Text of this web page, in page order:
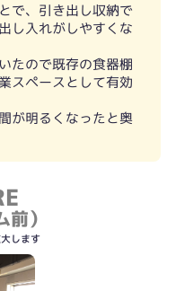
で、引き出し収納で
し入れがしやすくな
たので既存の食器棚
スペースとして有効
が明るくなったと奥
前）
します